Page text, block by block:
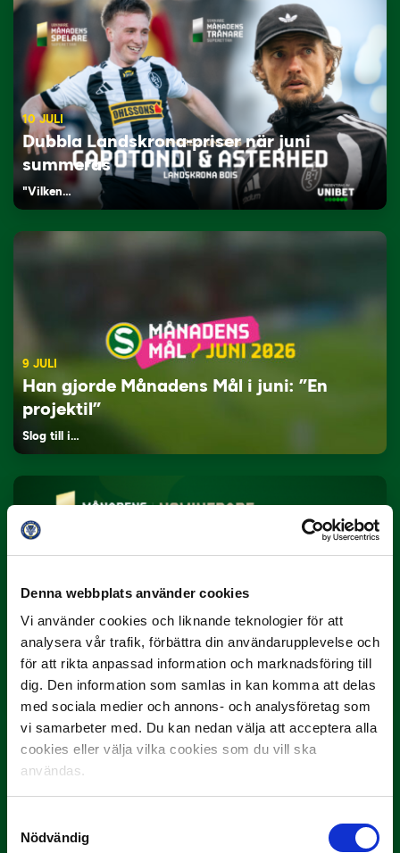
Denna webbplats använder cookies
Vi använder cookies och liknande teknologier för att
analysera vår trafik, förbättra din användarupplevelse och
för att rikta anpassad information och marknadsföring till
dig. Den information som samlas in kan komma att delas
med sociala medier och annons- och analysföretag som
vi samarbeter med. Du kan nedan välja att acceptera alla
cookies eller välja vilka cookies som du vill ska
användas.
Nödvändig
10 JULI
Dubbla Landskrona-priser när juni
summeras
"Vilken…
9 JULI
Han gjorde Månadens Mål i juni: ”En
projektil”
Slog till i…
Rösta på Månadens Spelare i juni
Yttrar gör…